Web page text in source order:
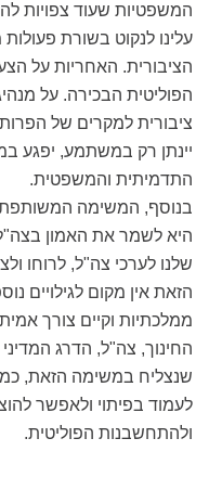
המשפטיות שעוד צפויות
עלינו לנקוט בשורת פעולות
הציבורית. האחריות על
הפוליטית הבכירה. על
ציבורית למקרים של
יינתן רק במשתמע, יפגע
התדמיתית והמשפטית.
בנוסף, המשימה
היא לשמר את האמון
שלנו לערכי צה"ל, לרוחו
הזאת אין מקום לגילויים
ממלכתיות וקיים צורך
החינוך, צה"ל, הדרג
שנצליח במשימה הזאת,
לעמוד בפיתוי ולאפשר
ולהתחשבנות הפוליטית.